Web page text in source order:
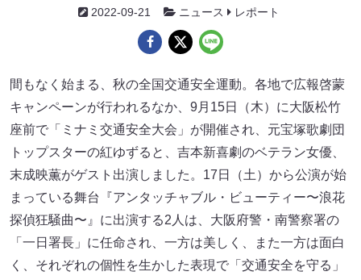
2022-09-21 ニュース レポート
間もなく始まる、秋の全国交通安全運動。各地で広報啓蒙
キャンペーンが行われるなか、9月15日（木）に大阪松竹
座前で「ミナミ交通安全大会」が開催され、元宝塚歌劇団
トップスターの紅ゆずると、吉本新喜劇のベテラン女優、
末成映薫がゲスト出演しました。17日（土）から公演が始
まっている舞台『アンタッチャブル・ビューティー〜浪花
探偵狂騒曲〜』に出演する2人は、大阪府警・南警察署の
「一日署長」に任命され、一方は美しく、また一方は面白
く、それぞれの個性を生かした表現で「交通安全を守る」